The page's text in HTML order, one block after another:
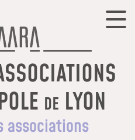
DE LYON
associations